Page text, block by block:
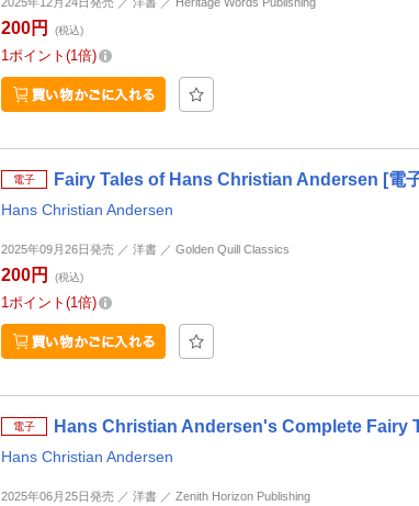
200円 (税込)
1 ポイント 1倍
電子 Fairy Tales of Hans Christian Andersen [電
Hans Christian Andersen
2025年09月26日発売 ／ 洋書 ／ Golden Quill Classics
200円 (税込)
1 ポイント 1倍
電子 Hans Christian Andersen's Complete Fairy
Hans Christian Andersen
2025年06月25日発売 ／ 洋書 ／ Zenith Horizon Publishing